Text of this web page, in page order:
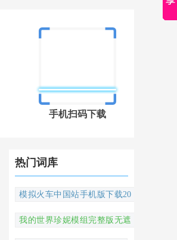
手机扫码下载
热门词库
模拟火车中国站手机版下载20
我的世界珍妮模组完整版无遮